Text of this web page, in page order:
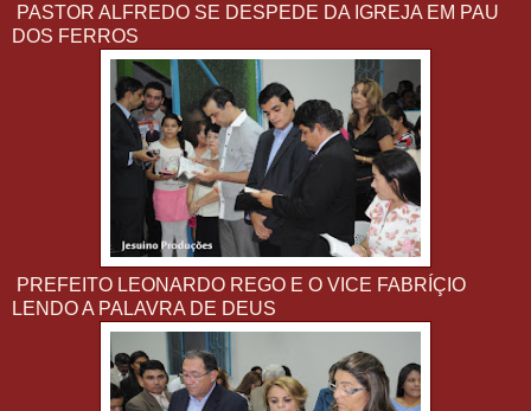
PASTOR ALFREDO SE DESPEDE DA IGREJA EM PAU
DOS FERROS
PREFEITO LEONARDO REGO E O VICE FABRÍÇIO
LENDO A PALAVRA DE DEUS